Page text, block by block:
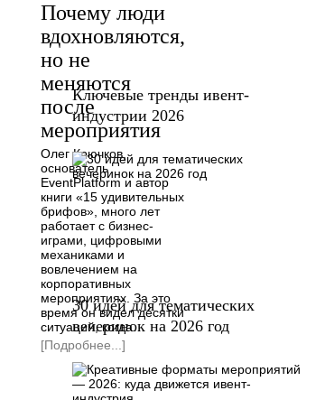
Почему люди
вдохновляются,
но не
меняются
после
мероприятия
Олег Крючков,
основатель
EventPlatform и автор
книги «15 удивительных
брифов», много лет
работает с бизнес-
играми, цифровыми
механиками и
вовлечением на
корпоративных
мероприятиях. За это
время он видел десятки
ситуаций, когда…
[Подробнее...]
Ключевые тренды ивент-
индустрии 2026
30 идей для тематических
вечеринок на 2026 год